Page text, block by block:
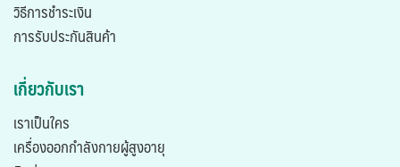
วิธีการชำระเงิน
การรับประกันสินค้า
เกี่ยวกับเรา
เราเป็นใคร
เครื่องออกกำลังกายผู้สูงอายุ